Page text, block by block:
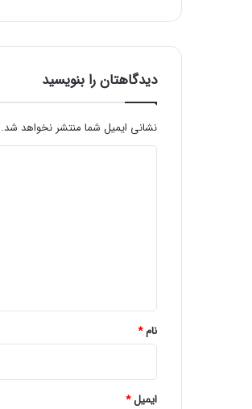
ی
ر
L
E
D
دیدگاهتان را بنویسید
نشانی ایمیل شما منتشر نخواهد شد.
نام*
ایمیل*